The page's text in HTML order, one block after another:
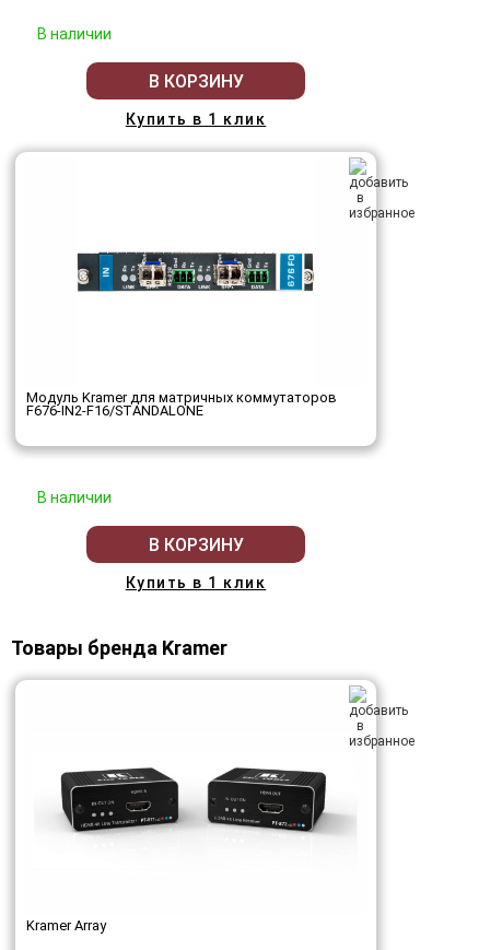
В наличии
В КОРЗИНУ
Купить в 1 клик
Модуль Kramer для матричных коммутаторов
F676-IN2-F16/STANDALONE
В наличии
В КОРЗИНУ
Купить в 1 клик
Товары бренда Kramer
Kramer Array